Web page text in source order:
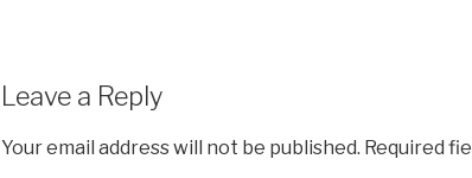
Leave a Reply
Your email address will not be published. Required